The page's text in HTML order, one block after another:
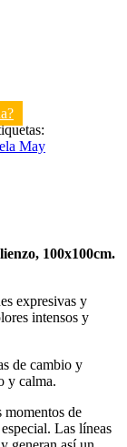
May
100x100cm.
expresivas y
intensos y
de cambio y
y calma.
momentos de
Las líneas